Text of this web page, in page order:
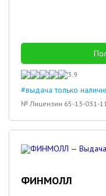
3.9
#выдача только
№ Лицензии 65-13-031-
ФИНМОЛЛ